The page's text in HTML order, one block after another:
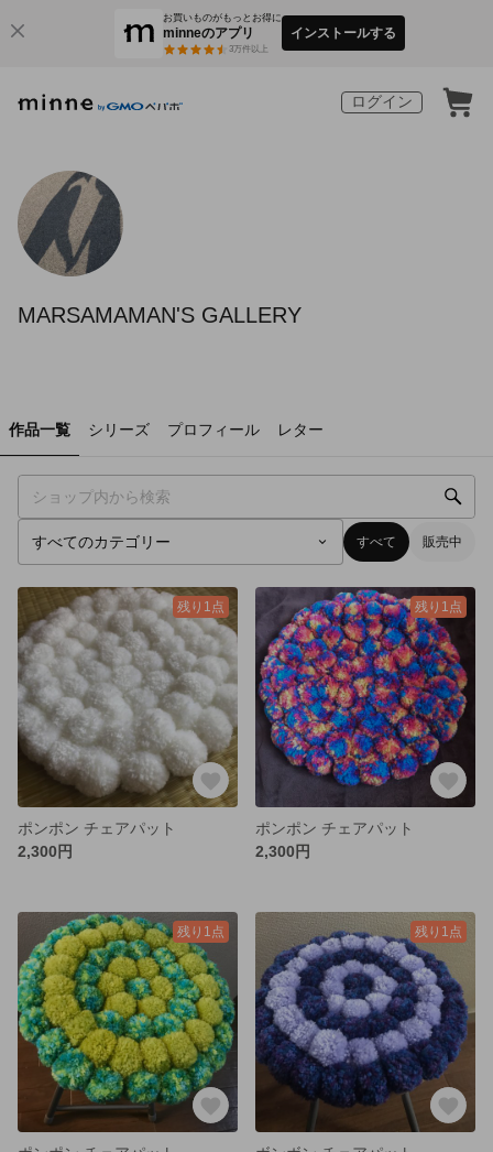
お買いものがもっとお得に
minneのアプリ
3万件以上
インストールする
ログイン
MARSAMAMAN'S GALLERY
作品一覧 シリーズ プロフィール レター
すべて 販売中
残り1点
ポンポン チェアパット
2,300円
残り1点
ポンポン チェアパット
2,300円
残り1点 残り1点